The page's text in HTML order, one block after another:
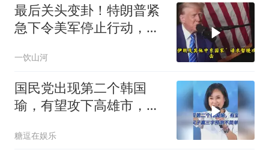
最后关头变卦！特朗普紧
急下令美军停止行动，他
一饮山河
国民党出现第二个韩国
瑜，有望攻下高雄市，吴
糖逗在娱乐